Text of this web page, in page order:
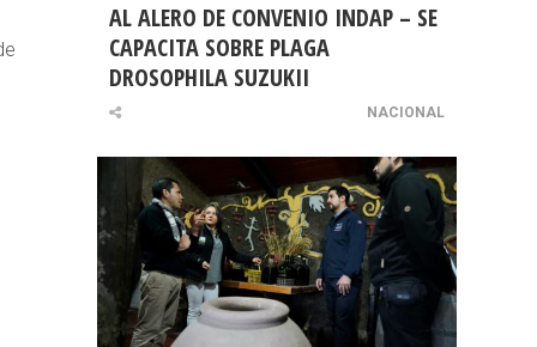
AL ALERO DE CONVENIO INDAP – SE
CAPACITA SOBRE PLAGA
DROSOPHILA SUZUKII
NACIONAL